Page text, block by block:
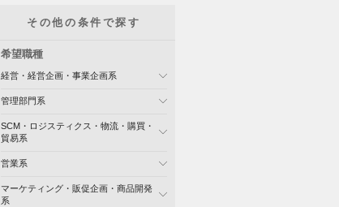
その他の条件で探す
希望職種
経営・経営企画・事業企画系
管理部門系
SCM・ロジスティクス・物流・購買・
貿易系
営業系
マーケティング・販促企画・商品開発
系